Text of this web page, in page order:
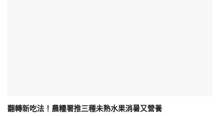
翻轉新吃法！農糧署推三種未熟水果消暑又營養